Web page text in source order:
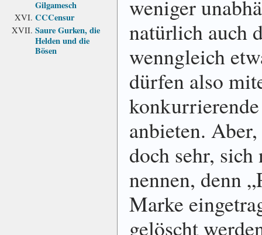
Gilgamesch
CCCensur
Saure Gurken, die
Helden und die
Bösen
weniger
natürlich auch
wenngleich
dürfen also
anbieten.
doch sehr,
nennen, denn
Marke
gelöscht